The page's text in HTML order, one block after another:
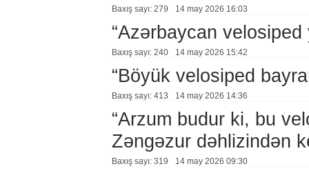
Baxış sayı: 279 14 may 2026 16:03
“Azərbaycan velosiped
Baxış sayı: 240 14 may 2026 15:42
“Böyük velosiped
Baxış sayı: 413 14 may 2026 14:36
“Arzum budur ki, bu
Zəngəzur dəhlizindən
Baxış sayı: 319 14 may 2026 09:30